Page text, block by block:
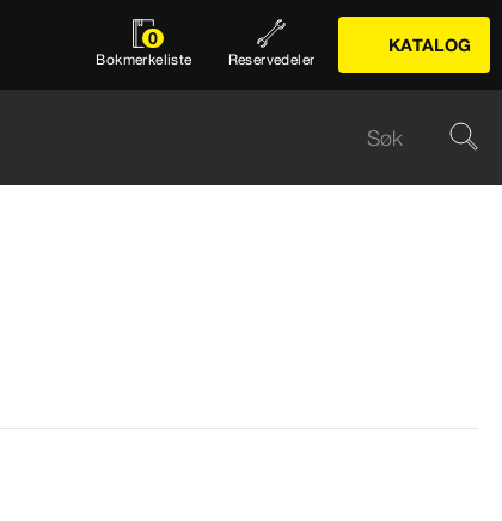
0
Bokmerkeliste Reservedeler
KATALOG